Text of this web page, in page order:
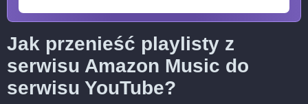
Jak przenieść playlisty z
serwisu Amazon Music do
serwisu YouTube?